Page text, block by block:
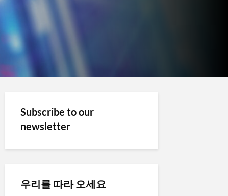
Subscribe to our
newsletter
우리를 따라 오세요